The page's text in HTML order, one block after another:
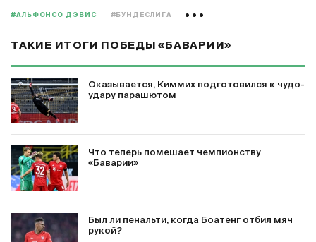
#АЛЬФОНСО ДЭВИС #БУНДЕСЛИГА
ТАКИЕ ИТОГИ ПОБЕДЫ «БАВАРИИ»
Оказывается, Киммих подготовился к чудо-
удару парашютом
Что теперь помешает чемпионству
«Баварии»
Был ли пенальти, когда Боатенг отбил мяч
рукой?